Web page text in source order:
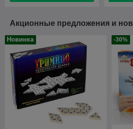
Акционные предложения и
Новинка -30%